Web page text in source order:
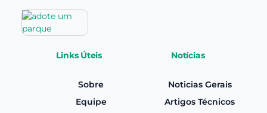
Links Úteis
Sobre
Equipe
Notícias
Noticias Gerais
Artigos Técnicos